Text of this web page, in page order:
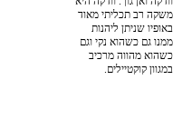
משקה רב תכליתי מאוד
באופיו שניתן ליהנות
ממנו גם כשהוא נקי וגם
כשהוא מהווה מרכיב
במגוון קוקטיילים.